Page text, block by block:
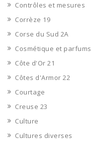
Contrôles et mesures
Corrèze 19
Corse du Sud 2A
Cosmétique et parfums
Côte d'Or 21
Côtes d'Armor 22
Courtage
Creuse 23
Culture
Cultures diverses